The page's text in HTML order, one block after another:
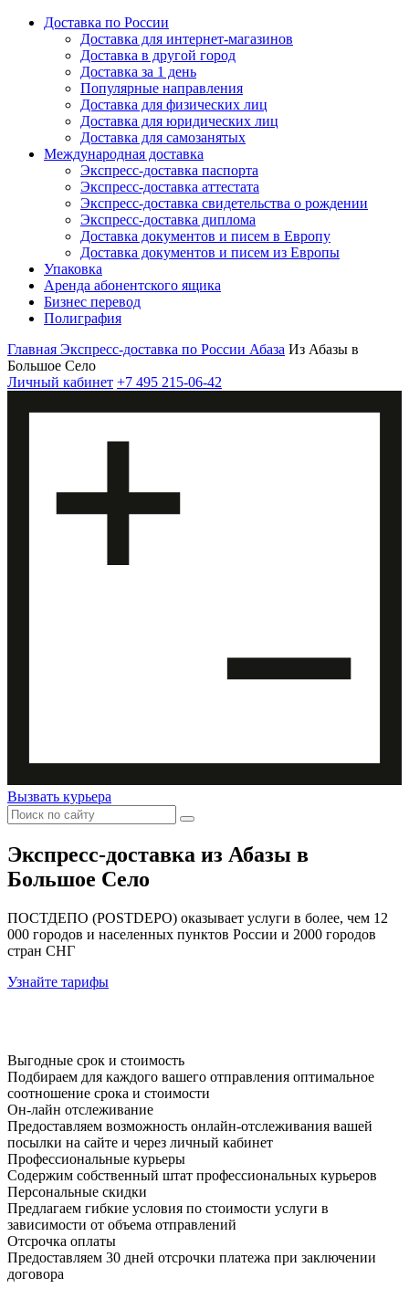
Доставка по России
Доставка для интернет-магазинов
Доставка в другой город
Доставка за 1 день
Популярные направления
Доставка для физических лиц
Доставка для юридических лиц
Доставка для самозанятых
Международная доставка
Экспресс-доставка паспорта
Экспресс-доставка аттестата
Экспресс-доставка свидетельства о рождении
Экспресс-доставка диплома
Доставка документов и писем в Европу
Доставка документов и писем из Европы
Упаковка
Аренда абонентского ящика
Бизнес перевод
Полиграфия
Главная Экспресс-доставка по России Абаза Из Абазы в
Большое Село
Личный кабинет +7 495 215-06-42
Вызвать курьера
Экспресс-доставка из Абазы в
Большое Село
ПОСТДЕПО (POSTDEPO) оказывает услуги в более, чем 12
000 городов и населенных пунктов России и 2000 городов
стран СНГ
Узнайте тарифы
Выгодные срок и стоимость
Подбираем для каждого вашего отправления оптимальное
соотношение срока и стоимости
Он-лайн отслеживание
Предоставляем возможность онлайн-отслеживания вашей
посылки на сайте и через личный кабинет
Профессиональные курьеры
Содержим собственный штат профессиональных курьеров
Персональные скидки
Предлагаем гибкие условия по стоимости услуги в
зависимости от объема отправлений
Отсрочка оплаты
Предоставляем 30 дней отсрочки платежа при заключении
договора